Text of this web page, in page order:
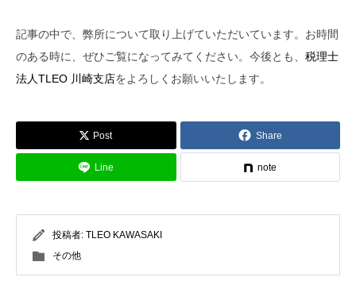
記事の中で、弊所について取り上げていただいています。お時間
のある時に、ぜひご覧になってみてください。今後とも、 税理士
法人TLEO 川崎支店をよろしくお願いいたします。
Post Share
Line note
投稿者: TLEO KAWASAKI
その他